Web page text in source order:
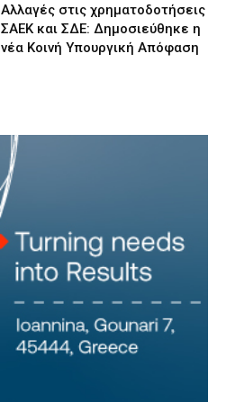
Αλλαγές στις χρηματοδοτήσεις
ΣΑΕΚ και ΣΔΕ: Δημοσιεύθηκε η
νέα Κοινή Υπουργική Απόφαση